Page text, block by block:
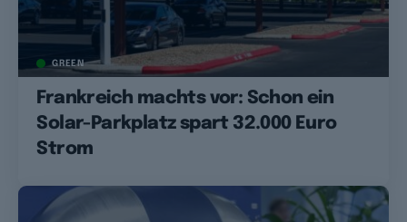
GREEN
Frankreich machts vor: Schon ein
Solar-Parkplatz spart 32.000 Euro
Strom